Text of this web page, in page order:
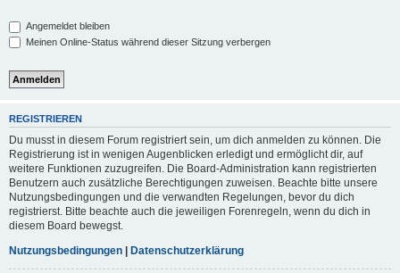
Angemeldet bleiben
Meinen Online-Status während dieser Sitzung verbergen
REGISTRIEREN
Du musst in diesem Forum registriert sein, um dich anmelden zu können. Die
Registrierung ist in wenigen Augenblicken erledigt und ermöglicht dir, auf
weitere Funktionen zuzugreifen. Die Board-Administration kann registrierten
Benutzern auch zusätzliche Berechtigungen zuweisen. Beachte bitte unsere
Nutzungsbedingungen und die verwandten Regelungen, bevor du dich
registrierst. Bitte beachte auch die jeweiligen Forenregeln, wenn du dich in
diesem Board bewegst.
Nutzungsbedingungen | Datenschutzerklärung